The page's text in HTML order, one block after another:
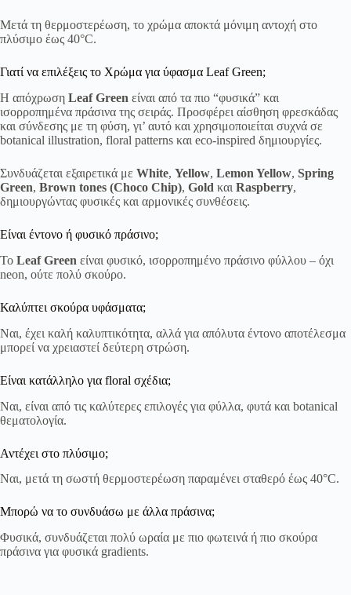
Μετά τη θερμοστερέωση, το χρώμα αποκτά μόνιμη αντοχή στο
πλύσιμο έως 40°C.
Γιατί να επιλέξεις το Χρώμα για ύφασμα Leaf Green;
Η απόχρωση Leaf Green είναι από τα πιο “φυσικά” και
ισορροπημένα πράσινα της σειράς. Προσφέρει αίσθηση φρεσκάδας
και σύνδεσης με τη φύση, γι’ αυτό και χρησιμοποιείται συχνά σε
botanical illustration, floral patterns και eco-inspired δημιουργίες.
Συνδυάζεται εξαιρετικά με White, Yellow, Lemon Yellow, Spring
Green, Brown tones (Choco Chip), Gold και Raspberry,
δημιουργώντας φυσικές και αρμονικές συνθέσεις.
Είναι έντονο ή φυσικό πράσινο;
Το Leaf Green είναι φυσικό, ισορροπημένο πράσινο φύλλου – όχι
neon, ούτε πολύ σκούρο.
Καλύπτει σκούρα υφάσματα;
Ναι, έχει καλή καλυπτικότητα, αλλά για απόλυτα έντονο αποτέλεσμα
μπορεί να χρειαστεί δεύτερη στρώση.
Είναι κατάλληλο για floral σχέδια;
Ναι, είναι από τις καλύτερες επιλογές για φύλλα, φυτά και botanical
θεματολογία.
Αντέχει στο πλύσιμο;
Ναι, μετά τη σωστή θερμοστερέωση παραμένει σταθερό έως 40°C.
Μπορώ να το συνδυάσω με άλλα πράσινα;
Φυσικά, συνδυάζεται πολύ ωραία με πιο φωτεινά ή πιο σκούρα
πράσινα για φυσικά gradients.